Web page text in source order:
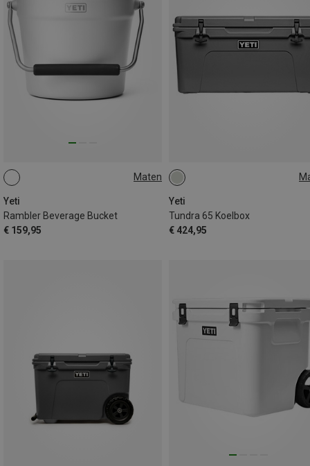
Maten
Yeti
Rambler Beverage Bucket
€ 159,95
7.6L
Yeti
Tundra 65 Koelbox
€ 424,95
65L